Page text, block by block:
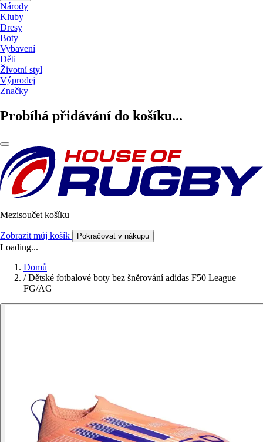
Národy
Kluby
Dresy
Boty
Vybavení
Děti
Životní styl
Výprodej
Značky
Probíhá přidávání do košíku...
Mezisoučet košíku
Zobrazit můj košík Pokračovat v nákupu
Loading...
Domů
/ Dětské fotbalové boty bez šněrování adidas F50 League
FG/AG